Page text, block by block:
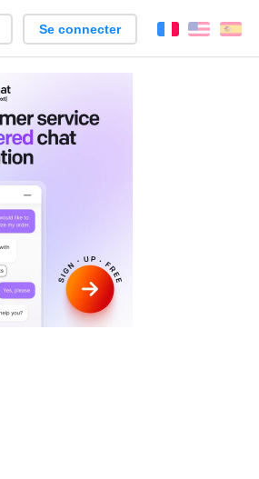
Se connecter FrançaisEnglish